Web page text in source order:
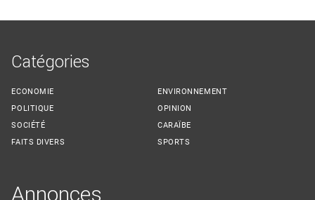
Catégories
ECONOMIE
POLITIQUE
SOCIÉTÉ
FAITS DIVERS
ENVIRONNEMENT
OPINION
CARAÏBE
SPORTS
Annonces